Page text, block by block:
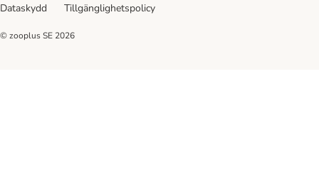
Dataskydd
Tillgänglighetspolicy
© zooplus SE 2026